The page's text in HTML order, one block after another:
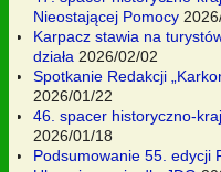
Nieostającej Pomocy
Karpacz stawia na
działa 2026/02/02
Spotkanie Redakcji
2026/01/22
46. spacer historyczno-
2026/01/18
Podsumowanie 55. edycji